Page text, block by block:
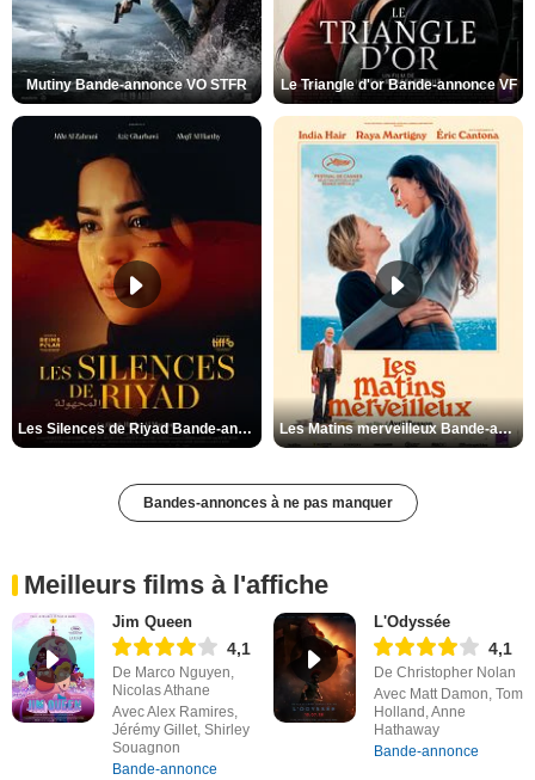
Mutiny Bande-annonce VO STFR Le Triangle d'or Bande-annonce VF
Les Silences de Riyad Bande-annonce VO STFR Les Matins merveilleux Bande-annonce VF
Bandes-annonces à ne pas manquer
Meilleurs films à l'affiche
Jim Queen
4,1
De Marco Nguyen,
Nicolas Athane
Avec Alex Ramires,
Jérémy Gillet, Shirley
Souagnon
Bande-annonce
L'Odyssée
4,1
De Christopher Nolan
Avec Matt Damon, Tom
Holland, Anne
Hathaway
Bande-annonce